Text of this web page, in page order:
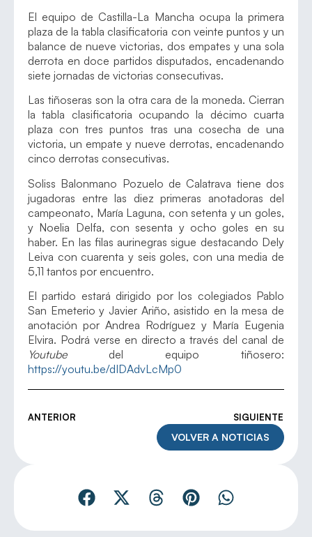
El equipo de Castilla-La Mancha ocupa la primera
plaza de la tabla clasificatoria con veinte puntos y un
balance de nueve victorias, dos empates y una sola
derrota en doce partidos disputados, encadenando
siete jornadas de victorias consecutivas.
Las tiñoseras son la otra cara de la moneda. Cierran
la tabla clasificatoria ocupando la décimo cuarta
plaza con tres puntos tras una cosecha de una
victoria, un empate y nueve derrotas, encadenando
cinco derrotas consecutivas.
Soliss Balonmano Pozuelo de Calatrava tiene dos
jugadoras entre las diez primeras anotadoras del
campeonato, María Laguna, con setenta y un goles,
y Noelia Delfa, con sesenta y ocho goles en su
haber. En las filas aurinegras sigue destacando Dely
Leiva con cuarenta y seis goles, con una media de
5,11 tantos por encuentro.
El partido estará dirigido por los colegiados Pablo
San Emeterio y Javier Ariño, asistido en la mesa de
anotación por Andrea Rodríguez y María Eugenia
Elvira. Podrá verse en directo a través del canal de
Youtubedel equipo tiñosero:
https://youtu.be/dIDAdvLcMp0
ANTERIOR SIGUIENTE
VOLVER A NOTICIAS